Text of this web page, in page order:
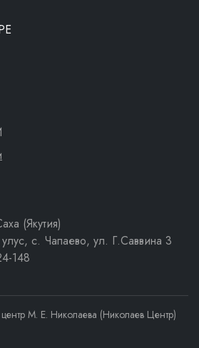
(Якутия)
с. Чапаево, ул. Г.Саввина 3
148
М. Е. Николаева (Николаев Центр)